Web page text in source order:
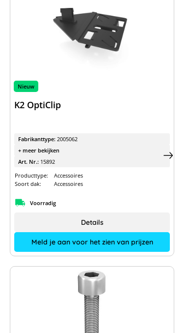
Nieuw
K2 OptiClip
Fabrikanttype: 2005062
+ meer bekijken
Art. Nr.: 15892
Producttype:
Accessoires
Soort dak:
Accessoires
Voorradig
Meld je aan voor het zien van prijzen
Details